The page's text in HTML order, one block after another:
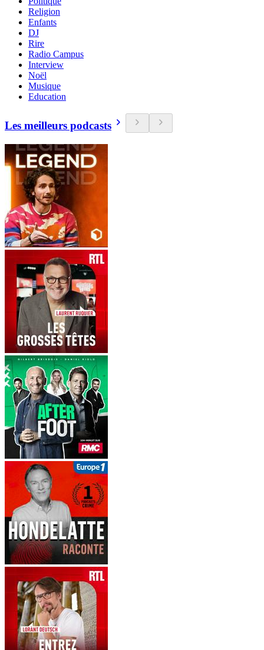
Religion
Enfants
DJ
Rire
Radio Campus
Interview
Noël
Musique
Education
Les meilleurs podcasts